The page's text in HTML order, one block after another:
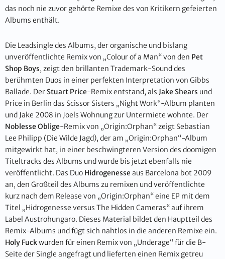
das noch nie zuvor gehörte Remixe des von Kritikern gefeierten
Albums enthält.
Die Leadsingle des Albums, der organische und bislang
unveröffentlichte Remix von „Colour of a Man“ von den Pet
Shop Boys, zeigt den brillanten Trademark-Sound des
berühmten Duos in einer perfekten Interpretation von Gibbs
Ballade. Der Stuart Price-Remix entstand, als Jake Shears und
Price in Berlin das Scissor Sisters „Night Work“-Album planten
und Jake 2008 in Joels Wohnung zur Untermiete wohnte. Der
Noblesse Oblige-Remix von „Origin:Orphan“ zeigt Sebastian
Lee Philipp (Die Wilde Jagd), der am „Origin:Orphan“-Album
mitgewirkt hat, in einer beschwingteren Version des doomigen
Titeltracks des Albums und wurde bis jetzt ebenfalls nie
veröffentlicht. Das Duo Hidrogenesseaus Barcelona bot 2009
an, den Großteil des Albums zu remixen und veröffentlichte
kurz nach dem Release von „Origin:Orphan“ eine EP mit dem
Titel „Hidrogenesse versus The Hidden Cameras“ auf ihrem
Label Austrohungaro. Dieses Material bildet den Hauptteil des
Remix-Albums und fügt sich nahtlos in die anderen Remixe ein.
Holy Fuckwurden für einen Remix von „Underage“ für die B-
Seite der Single angefragt und lieferten einen Remix getreu